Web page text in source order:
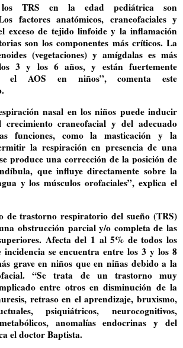
TRS en la edad pediátrica son
factores anatómicos, craneofaciales y
exceso de tejido linfoide y la inflamación
son los componentes más críticos. La
(vegetaciones) y amígdalas es más
3 y los 6 años, y están fuertemente
el AOS en niños”, comenta este
nasal en los niños puede inducir
craneofacial y del adecuado
funciones, como la masticación y la
la respiración en presencia de una
produce una corrección de la posición de
que influye directamente sobre la
y los músculos orofaciales”, explica el
de trastorno respiratorio del sueño (TRS)
obstrucción parcial y/o completa de las
Afecta del 1 al 5% de todos los
se encuentra entre los 3 y los 8
grave en niños que en niñas debido a la
“Se trata de un trastorno muy
entre otros en disminución de la
retraso en el aprendizaje, bruxismo,
psiquiátricos, neurocognitivos,
anomalías endocrinas y del
el doctor Baptista.